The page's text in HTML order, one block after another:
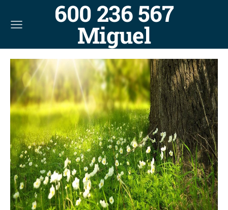
600 236 567
Miguel